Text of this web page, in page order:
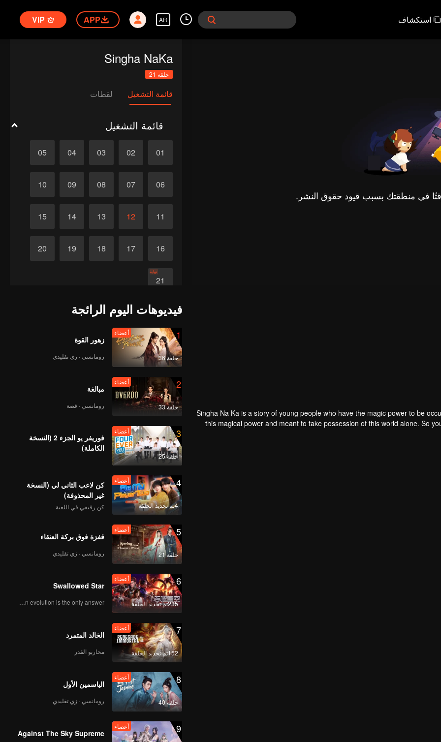
استكشاف AR
APP
VIP
في منطقتك بسبب قيود حقوق النشر.
Singha NaKa
حلقة 21
قائمة التشغيل لقطات
قائمة التشغيل
01
02
03
04
05
06
07
08
09
10
11
12
13
14
15
16
17
18
19
20
21
نهاية
Singha Na Ka is a story of young people who have the magic power to be
this magical power and meant to take possession of this world alone. So
stop this scientist. And to save the world not to fall into the hands of the
فيديوهات اليوم الرائجة
1
حلقة 36
أعضاء
زهور القوة
رومانسي · زي تقليدي
2
حلقة 33
أعضاء
مبالغة
رومانسي · قصة
3
حلقة 25
أعضاء
فوريفر يو الجزء 2 (النسخة
الكاملة)
4
4تم تجديد الحلقة
أعضاء
كن لاعب الثاني لي (النسخة
غير المحذوفة)
كن رفيقي في اللعبة
5
حلقة 21
أعضاء
قفزة فوق بركة العنقاء
رومانسي · زي تقليدي
6
235تم تجديد الحلقة
أعضاء
Swallowed Star
Human evolution is the only answer.
7
152تم تجديد الحلقة
أعضاء
الخالد المتمرد
محاربو القدر
8
حلقة 40
أعضاء
الياسمين الأول
رومانسي · زي تقليدي
9 أعضاء
Against The Sky Supreme